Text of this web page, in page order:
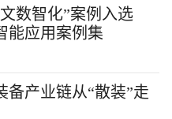
数智化”案例入选
能应用案例集
备产业链从“散装”走